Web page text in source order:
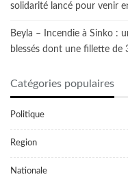
solidarité lancé pour venir
Beyla – Incendie à Sinko :
blessés dont une fillette de
Catégories populaires
Politique
Region
Nationale